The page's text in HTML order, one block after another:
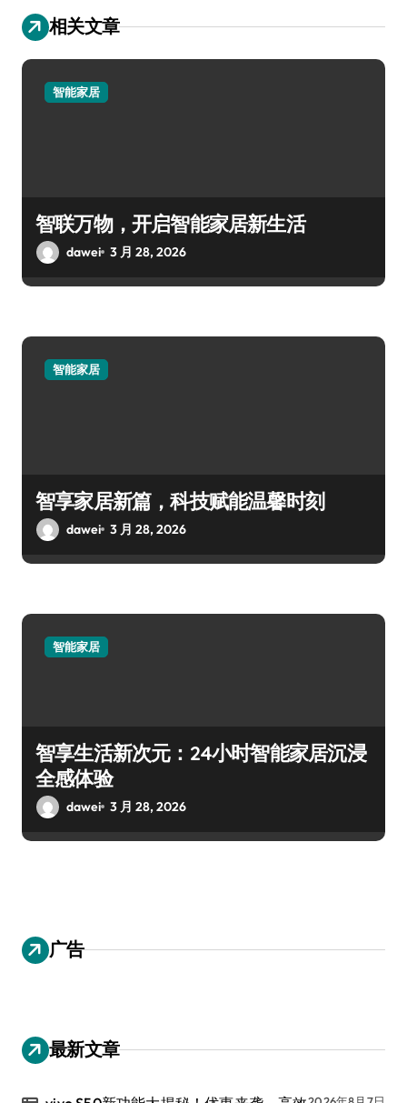
相关文章
智能家居
智联万物，开启智能家居新生活
dawei 3 月 28, 2026
智能家居
智享家居新篇，科技赋能温馨时刻
dawei 3 月 28, 2026
智能家居
智享生活新次元：24小时智能家居沉浸
全感体验
dawei 3 月 28, 2026
广告
最新文章